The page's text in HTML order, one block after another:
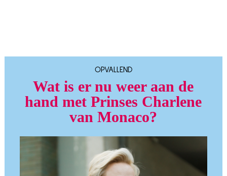
OPVALLEND
Wat is er nu weer aan de
hand met Prinses Charlene
van Monaco?